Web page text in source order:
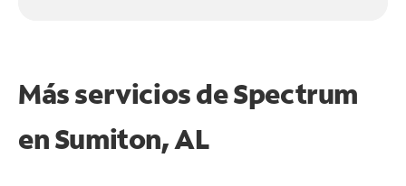
Más servicios de Spectrum
enSumiton, AL